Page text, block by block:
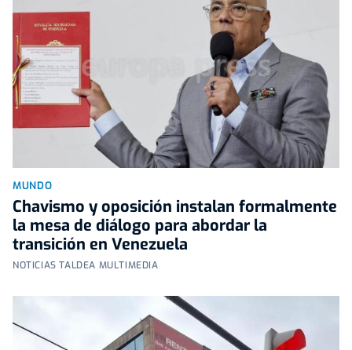
MUNDO
Chavismo y oposición instalan formalmente
la mesa de diálogo para abordar la
transición en Venezuela
NOTICIAS TALDEA MULTIMEDIA